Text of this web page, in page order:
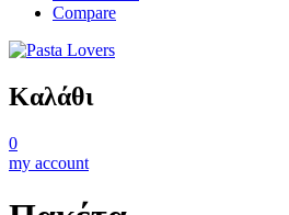
Compare
Καλάθι
0
my account